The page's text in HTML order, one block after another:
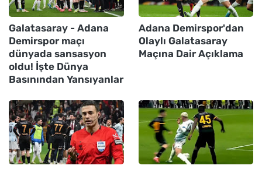
Galatasaray - Adana
Demirspor maçı
dünyada sansasyon
oldu! İşte Dünya
Basınından Yansıyanlar
Adana Demirspor'dan
Olaylı Galatasaray
Maçına Dair Açıklama